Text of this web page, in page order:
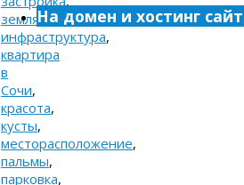
земля,
инфраструктура,
квартира
в
Сочи,
красота,
кусты,
месторасположение,
пальмы,
парковка,
На домен и хостинг